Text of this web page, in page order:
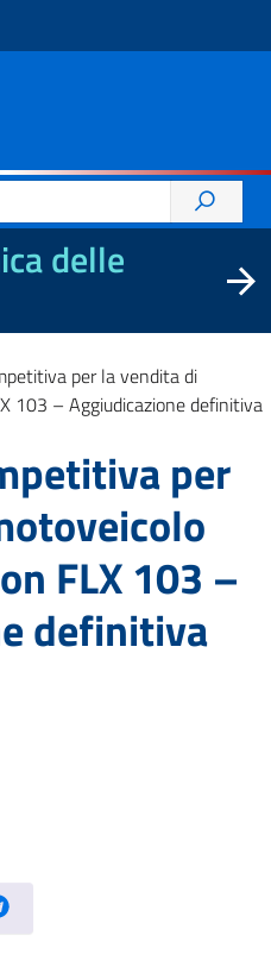
delle
per la vendita di
103 – Aggiudicazione definitiva
per
FLX 103 –
definitiva